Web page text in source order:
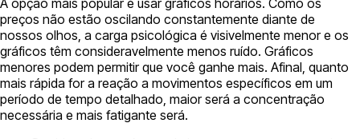
A opção mais popular é usar gráficos horários. Como os
preços não estão oscilando constantemente diante de
nossos olhos, a carga psicológica é visivelmente menor e os
gráficos têm consideravelmente menos ruído. Gráficos
menores podem permitir que você ganhe mais. Afinal, quanto
mais rápida for a reação a movimentos específicos em um
período de tempo detalhado, maior será a concentração
necessária e mais fatigante será.